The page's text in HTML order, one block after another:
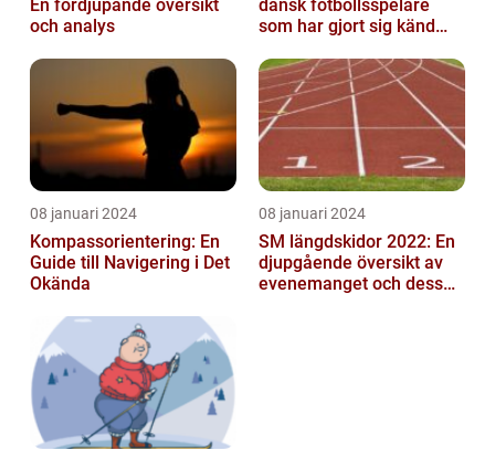
En fördjupande översikt
och analys
dansk fotbollsspelare
som har gjort sig känd
mittfältarna...
08 januari 2024
Kompassorientering: En
Guide till Navigering i Det
Okända
08 januari 2024
SM längdskidor 2022: En
djupgående översikt av
evenemanget och dess